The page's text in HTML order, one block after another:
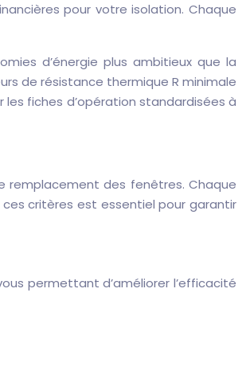
pour votre isolation. Chaque
d’énergie plus ambitieux que la
de résistance thermique R minimale
fiches d’opération standardisées à
remplacement des fenêtres. Chaque
critères est essentiel pour garantir
permettant d’améliorer l’efficacité